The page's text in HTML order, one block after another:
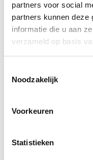
partners voor social
partners kunnen deze
informatie die u aan
verzameld op basis
Noodzakelijk
Voorkeuren
Statistieken
openen. De stevige
als achterkant van je
Binnenin is ruimte
Sterke punten
Smart View-
Volledige